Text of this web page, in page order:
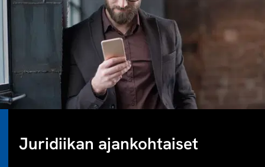
Juridiikan ajankohtaiset